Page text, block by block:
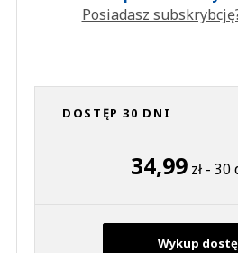
Posiadasz
DOSTĘP 30 DNI
34,99 zł - 30
Wykup